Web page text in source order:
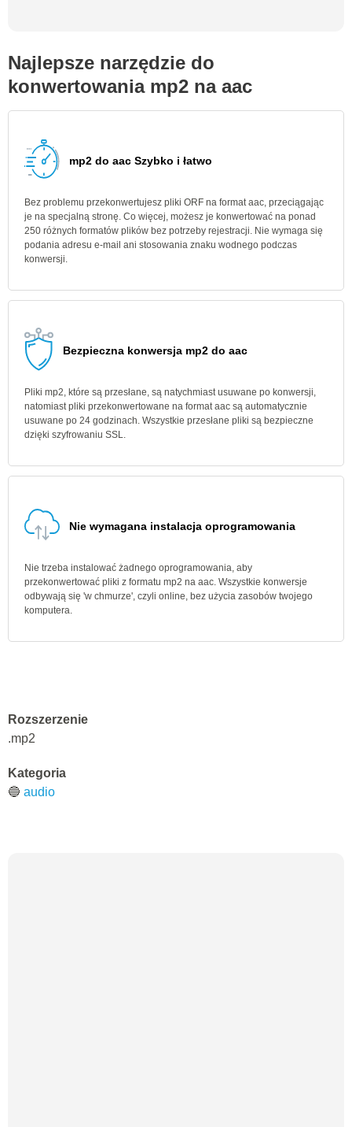
Najlepsze narzędzie do
konwertowania mp2 na aac
mp2 do aac Szybko i łatwo
Bez problemu przekonwertujesz pliki ORF na format aac, przeciągając
je na specjalną stronę. Co więcej, możesz je konwertować na ponad
250 różnych formatów plików bez potrzeby rejestracji. Nie wymaga się
podania adresu e-mail ani stosowania znaku wodnego podczas
konwersji.
Bezpieczna konwersja mp2 do aac
Pliki mp2, które są przesłane, są natychmiast usuwane po konwersji,
natomiast pliki przekonwertowane na format aac są automatycznie
usuwane po 24 godzinach. Wszystkie przesłane pliki są bezpieczne
dzięki szyfrowaniu SSL.
Nie wymagana instalacja oprogramowania
Nie trzeba instalować żadnego oprogramowania, aby
przekonwertować pliki z formatu mp2 na aac. Wszystkie konwersje
odbywają się 'w chmurze', czyli online, bez użycia zasobów twojego
komputera.
Rozszerzenie
.mp2
Kategoria
🔵 audio